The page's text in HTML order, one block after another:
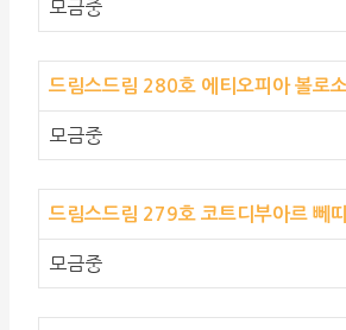
모금중
드림스드림 280호 에티오피아 볼로
모금중
드림스드림 279호코트디부아르 뻬
모금중